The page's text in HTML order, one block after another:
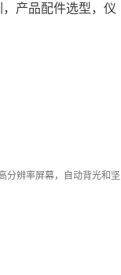
，产品配件选型，仪
分辨率屏幕，自动背光和坚